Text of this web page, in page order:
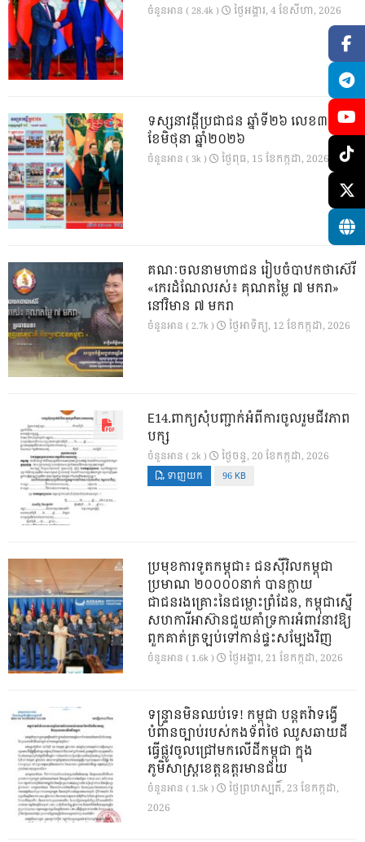
ចំនួនអាន ( 28.4k ) ថ្ងៃ​អង្គារ, 4 ខែ​សីហា, 2026
ទស្សនាវដ្ដីប្រជាជន ឆ្នាំទី២៦ លេខ៣០១
ខែមិថុនា ឆ្នាំ២០២៦
ចំនួនអាន ( 3k ) ថ្ងៃ​ពុធ, 15 ខែ​កក្កដា, 2026
គណៈចលនាមហាជន រៀបចំបាឋកថាស៊េរី
«កេរដំណែលរស់៖ គុណតម្លៃ ៧ មករា»
នៅវិមាន ៧ មករា
ចំនួនអាន ( 2.7k ) ថ្ងៃ​អាទិត្យ, 12 ខែ​កក្កដា, 2026
E14.ពាក្យសុំបញ្ជាក់អំពីការចូលរួមជីវភាព
បក្ស
ចំនួនអាន ( 2k ) ថ្ងៃ​ចន្ទ, 20 ខែ​កក្កដា, 2026
ទាញយក 96 KB
ប្រមុខការទូតកម្ពុជា៖ ជនស៊ីវិលកម្ពុជា
ប្រមាណ ២០០០០នាក់ បានក្លាយ
ជាជនរងគ្រោះនៃជម្លោះព្រំដែន, កម្ពុជាស្នើ
សហការីអាស៊ានជួយគាំទ្រការអំពាវនាវឱ្យ
ពួកគាត់ត្រឡប់ទៅកាន់ផ្ទះសម្បែងវិញ
ចំនួនអាន ( 1.6k ) ថ្ងៃ​អង្គារ, 21 ខែ​កក្កដា, 2026
ទន្ទ្រានមិនឈប់ទេ! កម្ពុជា បន្តតវ៉ាទង្វើ
បំពានច្បាប់របស់កងទ័ពថៃ ឈូសឆាយដី
ធ្វើផ្លូវចូលជ្រៅមកលើដីកម្ពុជា ក្នុង
ភូមិសាស្ត្រខេត្តឧត្តរមានជ័យ
ចំនួនអាន ( 1.5k )
ថ្ងៃ​ព្រហស្បតិ៍, 23 ខែ​កក្កដា,
2026